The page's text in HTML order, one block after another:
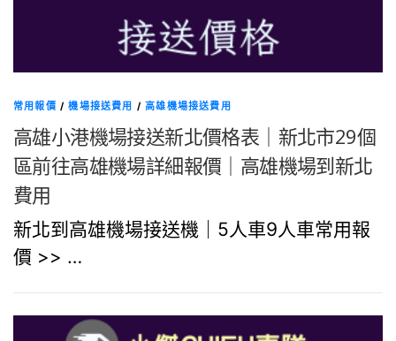
常用報價 /機場接送費用 /高雄機場接送費用
高雄小港機場接送新北價格表｜新北市29個
區前往高雄機場詳細報價｜高雄機場到新北
費用
新北到高雄機場接送機｜5人車9人車常用報
價 >> …